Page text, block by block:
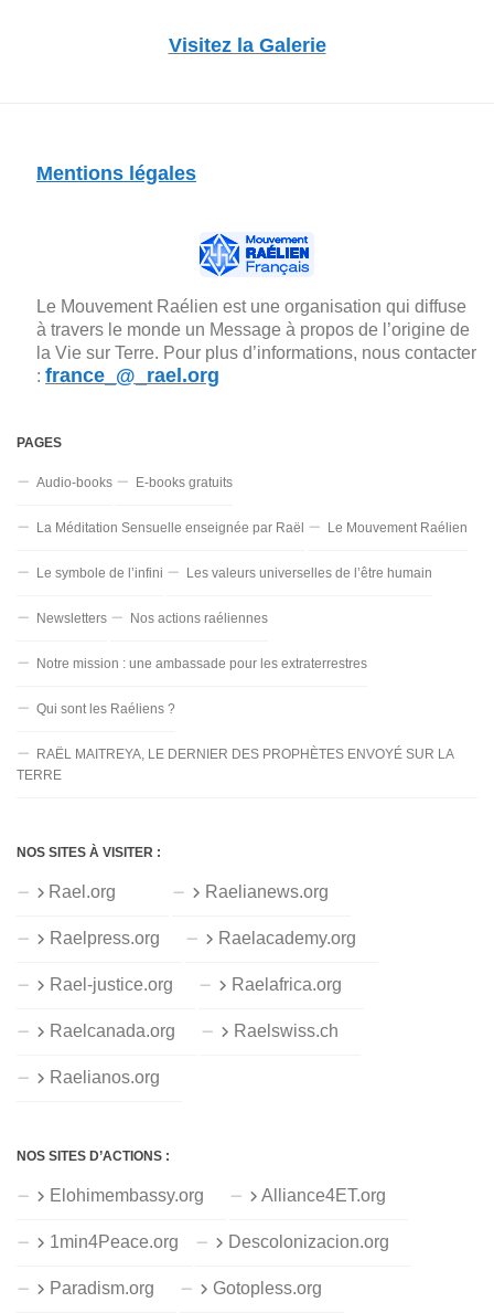
Visitez la Galerie
Mentions légales
Le Mouvement Raélien est une organisation qui diffuse
à travers le monde un Message à propos de l’origine de
la Vie sur Terre. Pour plus d’informations, nous contacter
: france_@_rael.org
PAGES
Audio-books E-books gratuits
La Méditation Sensuelle enseignée par Raël Le Mouvement Raélien
Le symbole de l’infini Les valeurs universelles de l’être humain
Newsletters Nos actions raéliennes
Notre mission : une ambassade pour les extraterrestres
Qui sont les Raéliens ?
RAËL MAITREYA, LE DERNIER DES PROPHÈTES ENVOYÉ SUR LA
TERRE
NOS SITES À VISITER :
Rael.org Raelianews.org
Raelpress.org Raelacademy.org
Rael-justice.org Raelafrica.org
Raelcanada.org Raelswiss.ch
Raelianos.org
NOS SITES D’ACTIONS :
Elohimembassy.org Alliance4ET.org
1min4Peace.org Descolonizacion.org
Paradism.org Gotopless.org